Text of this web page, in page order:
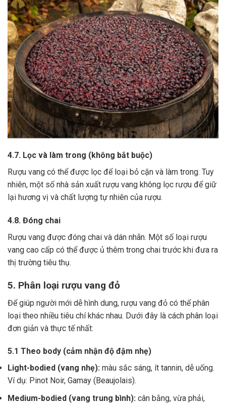
4.7. Lọc và làm trong (không bắt buộc)
Rượu vang có thể được lọc để loại bỏ cặn và làm trong. Tuy
nhiên, một số nhà sản xuất rượu vang không lọc rượu để giữ
lại hương vị và chất lượng tự nhiên của rượu.
4.8. Đóng chai
Rượu vang được đóng chai và dán nhãn. Một số loại rượu
vang cao cấp có thể được ủ thêm trong chai trước khi đưa ra
thị trường tiêu thụ.
5. Phân loại rượu vang đỏ
Để giúp người mới dễ hình dung, rượu vang đỏ có thể phân
loại theo nhiều tiêu chí khác nhau. Dưới đây là cách phân loại
đơn giản và thực tế nhất:
5.1 Theo body (cảm nhận độ đậm nhẹ)
Light-bodied (vang nhẹ): màu sắc sáng, ít tannin, dễ uống.
Ví dụ: Pinot Noir, Gamay (Beaujolais).
Medium-bodied (vang trung bình): cân bằng, vừa phải,